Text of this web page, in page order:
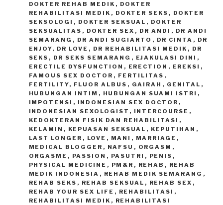
DOKTER REHAB MEDIK , DOKTER
REHABILITASI MEDIK , DOKTER SEKS , DOKTER
SEKSOLOGI , DOKTER SEKSUAL , DOKTER
SEKSUALITAS , DOKTER SEX , DR ANDI , DR ANDI
SEMARANG , DR ANDI SUGIARTO , DR CINTA , DR
ENJOY, DR LOVE , DR REHABILITASI MEDIK , DR
SEKS , DR SEKS SEMARANG , EJAKULASI DINI ,
ERECTILE DYSFUNCTION , ERECTION , EREKSI ,
FAMOUS SEX DOCTOR , FERTILITAS ,
FERTILITY, FLUOR ALBUS , GAIRAH , GENITAL ,
HUBUNGAN INTIM , HUBUNGAN SUAMI ISTRI ,
IMPOTENSI , INDONESIAN SEX DOCTOR ,
INDONESIAN SEXOLOGIST , INTERCOURSE ,
KEDOKTERAN FISIK DAN REHABILITASI ,
KELAMIN , KEPUASAN SEKSUAL , KEPUTIHAN ,
LAST LONGER , LOVE , MANI , MARRIAGE ,
MEDICAL BLOGGER , NAFSU , ORGASM ,
ORGASME , PASSION , PASUTRI , PENIS ,
PHYSICAL MEDICINE , PM&R , REHAB , REHAB
MEDIK INDONESIA , REHAB MEDIK SEMARANG ,
REHAB SEKS , REHAB SEKSUAL , REHAB SEX ,
REHAB YOUR SEX LIFE , REHABILITASI ,
REHABILITASI MEDIK , REHABILITASI